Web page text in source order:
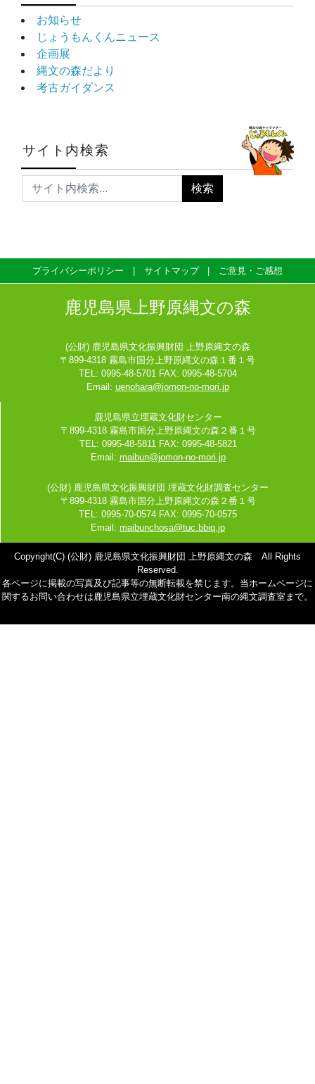
お知らせ
じょうもんくんニュース
企画展
縄文の森だより
考古ガイダンス
サイト内検索
プライバシーポリシー サイトマップ ご意見・ご感想
鹿児島県上野原縄文の森
(公財) 鹿児島県文化振興財団 上野原縄文の森
〒899-4318 霧島市国分上野原縄文の森１番１号
TEL: 0995-48-5701 FAX: 0995-48-5704
Email: uenohara@jomon-no-mori.jp
鹿児島県立埋蔵文化財センター
〒899-4318 霧島市国分上野原縄文の森２番１号
TEL: 0995-48-5811 FAX: 0995-48-5821
Email: maibun@jomon-no-mori.jp
(公財) 鹿児島県文化振興財団 埋蔵文化財調査センター
〒899-4318 霧島市国分上野原縄文の森２番１号
TEL: 0995-70-0574 FAX: 0995-70-0575
Email: maibunchosa@tuc.bbiq.jp
Copyright(C) (公財) 鹿児島県文化振興財団 上野原縄文の森 All Rights
Reserved.
各ページに掲載の写真及び記事等の無断転載を禁じます。当ホームページに
関するお問い合わせは鹿児島県立埋蔵文化財センター南の縄文調査室まで。